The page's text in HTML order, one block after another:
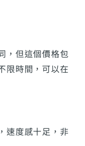
，但這個價格包
限時間，可以在
速度感十足，非